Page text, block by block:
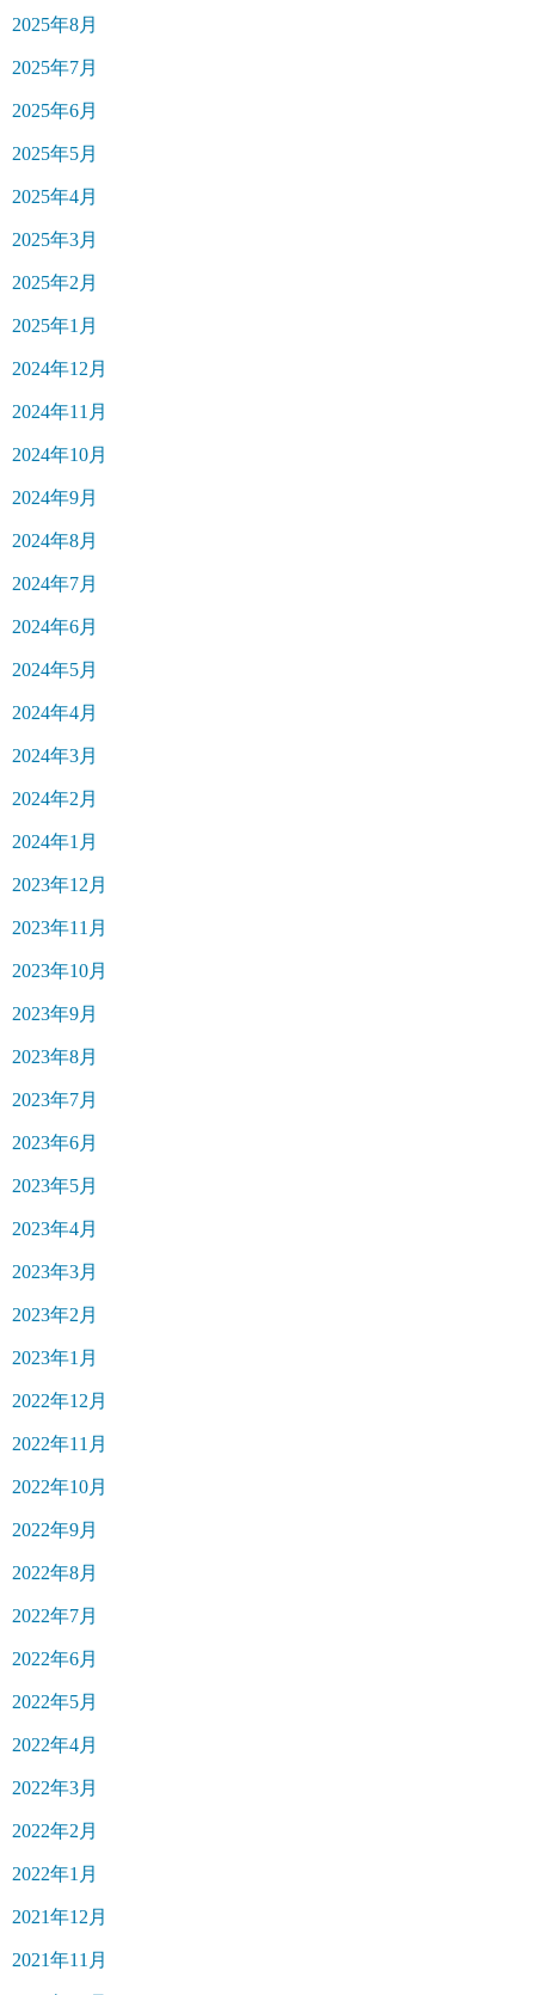
2025年8月
2025年7月
2025年6月
2025年5月
2025年4月
2025年3月
2025年2月
2025年1月
2024年12月
2024年11月
2024年10月
2024年9月
2024年8月
2024年7月
2024年6月
2024年5月
2024年4月
2024年3月
2024年2月
2024年1月
2023年12月
2023年11月
2023年10月
2023年9月
2023年8月
2023年7月
2023年6月
2023年5月
2023年4月
2023年3月
2023年2月
2023年1月
2022年12月
2022年11月
2022年10月
2022年9月
2022年8月
2022年7月
2022年6月
2022年5月
2022年4月
2022年3月
2022年2月
2022年1月
2021年12月
2021年11月